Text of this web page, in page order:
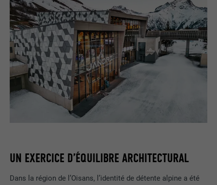
UN EXERCICE D’ÉQUILIBRE ARCHITECTURAL
Dans la région de l’Oisans, l’identité de détente alpine a été